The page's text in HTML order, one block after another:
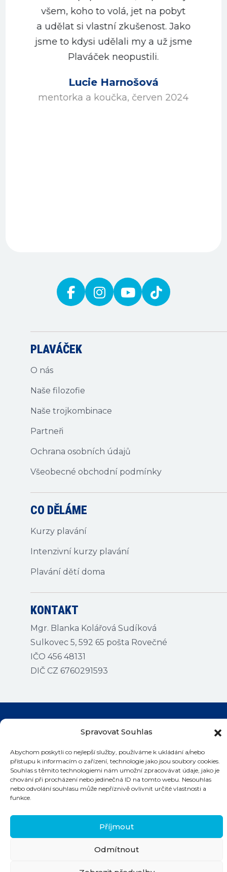
Spravovat Souhlas
Abychom poskytli co nejlepší služby, používáme k ukládání a/nebo
přístupu k informacím o zařízení, technologie jako jsou soubory cookies.
Souhlas s těmito technologiemi nám umožní zpracovávat údaje, jako je
chování při procházení nebo jedinečná ID na tomto webu. Nesouhlas
nebo odvolání souhlasu může nepříznivě ovlivnit určité vlastnosti a
funkce.
Příjmout
Odmítnout
všem, koho to volá, jet na pobyt
a udělat si vlastní zkušenost. Jako
jsme to kdysi udělali my a už jsme
Plaváček neopustili.
Lucie Harnošová
mentorka a koučka, červen 2024
PLAVÁČEK
O nás
Naše filozofie
Naše trojkombinace
Partneři
Ochrana osobních údajů
Všeobecné obchodní podmínky
CO DĚLÁME
Kurzy plavání
Intenzivní kurzy plavání
Plavání dětí doma
KONTAKT
Mgr. Blanka Kolářová Sudíková
Sulkovec 5, 592 65 pošta Rovečné
IČO 456 48131
DIČ CZ 6760291593
Kontakty na bazény
2026 Plaváček